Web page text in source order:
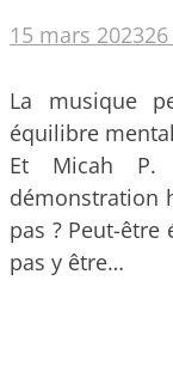
15 mars 2023
La musique
équilibre
Et Micah
démonstration
pas ? Peut-
pas y être…